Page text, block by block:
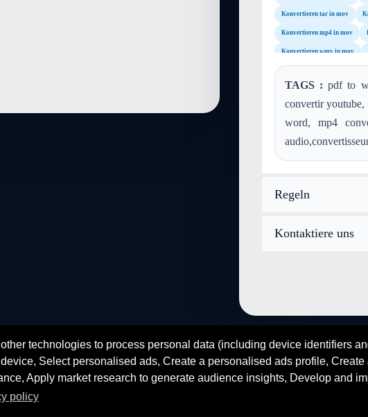
technologies to process personal data (including device identifiers
Select personalised ads, Create a personalised ads profile,
Apply market research to generate audience insights, Develop and
policy
Konvertieren tar in mov
Konvertieren mp4 in mov
Konvertieren wmv in mov
Konvertieren wma in mov
Konvertieren aac in mov
Konvertieren ps in mov
TAGS : pdf to
convertir
word, mp4
Regeln
Kontaktiere uns
fr en es zh ar
hi
© 2026 SENDEYO - All rights reserved